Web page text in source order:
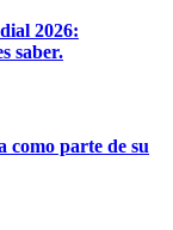
2026:
saber.
como parte de su